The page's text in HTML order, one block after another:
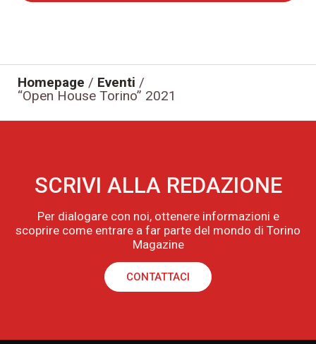
Homepage / Eventi /
“Open House Torino” 2021
SCRIVI ALLA REDAZIONE
Per dialogare con noi, ottenere informazioni e
scoprire come entrare a far parte del mondo di Torino
Magazine
CONTATTACI